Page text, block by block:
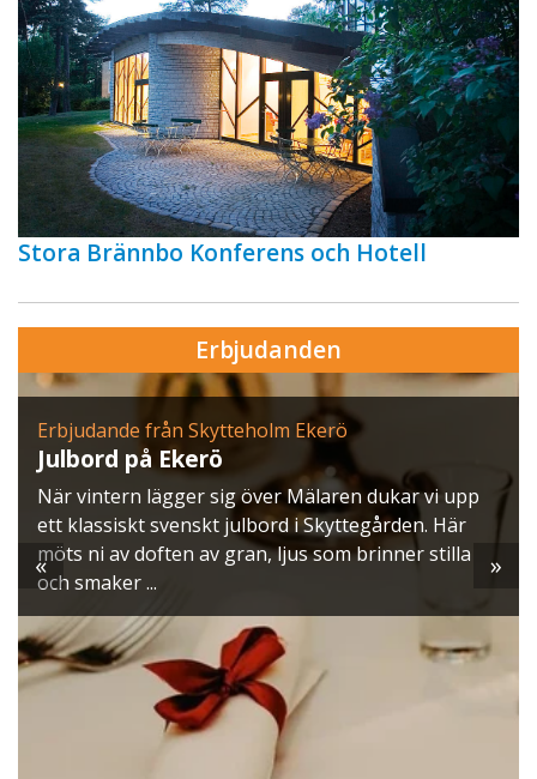
Stora Brännbo Konferens och Hotell
Erbjudanden
Erbjudande från Skytteholm Ekerö
Julbord på Ekerö
När vintern lägger sig över Mälaren dukar vi upp
ett klassiskt svenskt julbord i Skyttegården. Här
möts ni av doften av gran, ljus som brinner stilla
och smaker ...
« »